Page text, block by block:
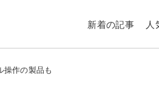
新着の記事 人
操作の製品も